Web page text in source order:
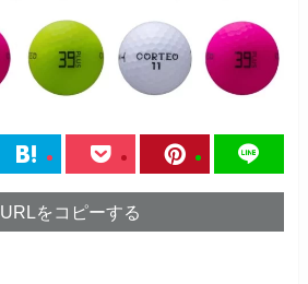
URLをコピーする